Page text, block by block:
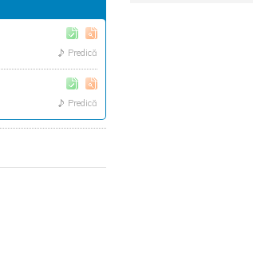
Predică
Predică